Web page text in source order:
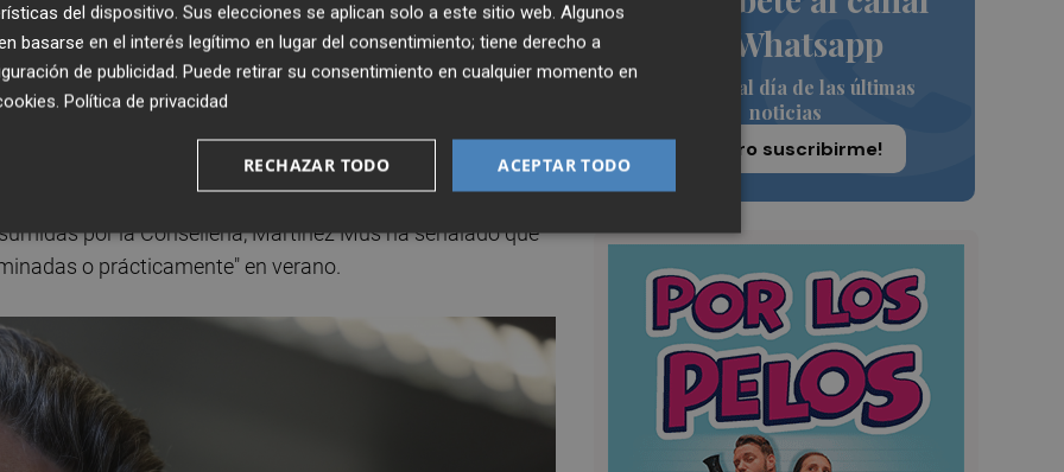
de Whatsapp
Siempre al día de las últimas
noticias
¡Quiero suscribirme!
180 millones para retirar un millón de toneladas, "el
Valenciana". Quedan dos centros de
y otro entre Quart y Manises, que "ha tratado más de
clausurarse. "Hemos recuperado prácticamente un 40%
ser reutilizado", ha precisado.
por la Conselleria, Martínez Mus ha señalado que
o prácticamente" en verano.
del dispositivo. Sus elecciones se aplican solo a este sitio web. Algunos
basarse en el interés legítimo en lugar del consentimiento; tiene derecho a
de publicidad. Puede retirar su consentimiento en cualquier momento en
. Política de privacidad
ACEPTAR TODO
RECHAZAR TODO